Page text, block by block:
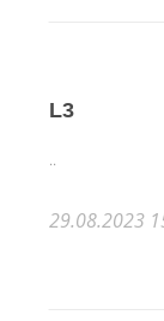
L3
..
29.08.2023